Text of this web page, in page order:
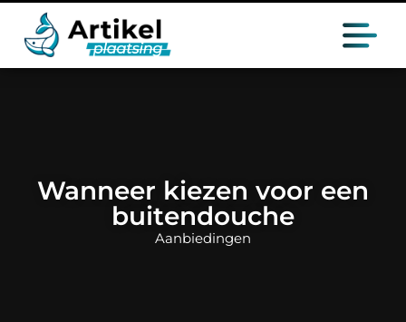
Wanneer kiezen voor een
buitendouche
Aanbiedingen